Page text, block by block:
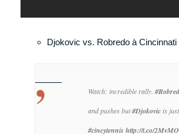
Djokovic vs. Robredo à Cincinnati
Watch: incredible rally.
and pushes but#Djokovicis
#cincytennis http://t.co/